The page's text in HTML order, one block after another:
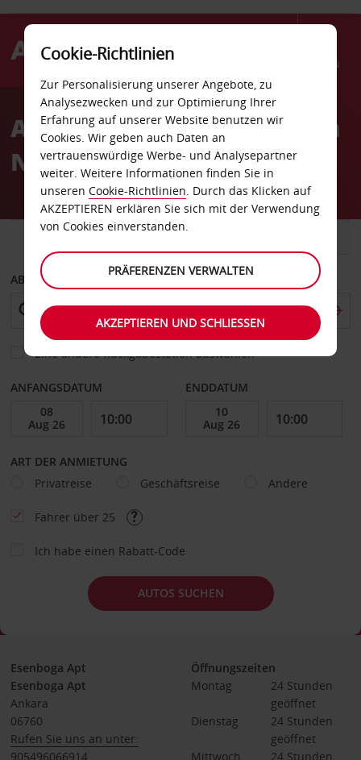
Menü
AvisAutovermietung Esenboga
Nationaler Flughafen
ABHOLEN VON
Eine andere Rückgabestation auswählen
ANFANGSDATUM ENDDATUM
ART DER ANMIETUNG
Privatreise
Geschäftsreise Andere
Fahrer über 25
Ich habe einen Rabatt-Code
AUTOS SUCHEN
Esenboga Apt
Esenboga Apt
Ankara
06760
Rufen Sie uns an unter:
905496066914
Öffnungszeiten
Montag
24 Stunden
geöffnet
Dienstag
24 Stunden
geöffnet
Mittwoch
24 Stunden
Cookie-Richtlinien
Zur Personalisierung unserer Angebote, zu
Analysezwecken und zur Optimierung Ihrer
Erfahrung auf unserer Website benutzen wir
Cookies. Wir geben auch Daten an
vertrauenswürdige Werbe- und Analysepartner
weiter. Weitere Informationen finden Sie in
unseren Cookie-Richtlinien. Durch das Klicken auf
AKZEPTIEREN erklären Sie sich mit der Verwendung
von Cookies einverstanden.
PRÄFERENZEN VERWALTEN
AKZEPTIEREN UND SCHLIESSEN